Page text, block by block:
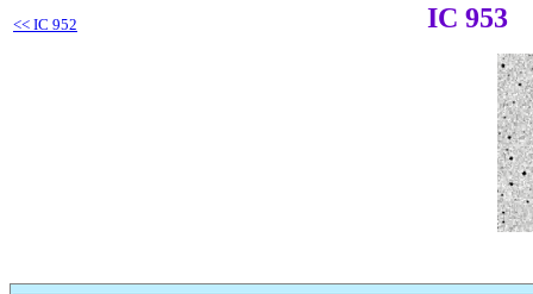
<< IC 952 IC 953